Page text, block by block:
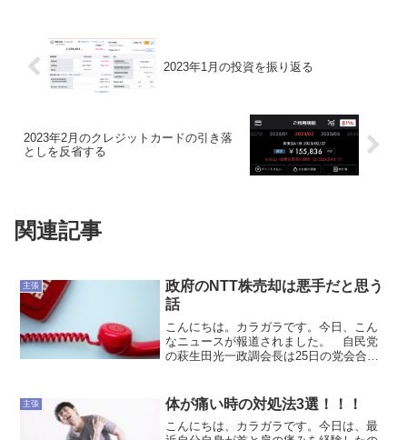
2023年1月の投資を振り返る
2023年2月のクレジットカードの引き落
としを反省する
関連記事
主張
政府のNTT株売却は悪手だと思う
話
こんにちは。カラガラです。今日、こん
なニュースが報道されました。 自民党
の萩生田光一政調会長は25日の党会合
ついて本格的に検討を始めると表明し
た。「NTT完全民営化の選...
主張 体が痛い時の対処法3選！！！
こんにちは、カラガラです。今日は、最